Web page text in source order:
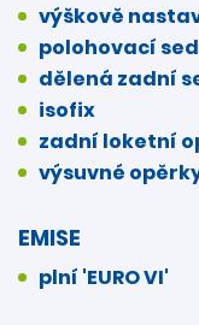
výškově
polohovací
dělená zadní
isofix
zadní loketní
výsuvné
EMISE
plní 'EURO VI'